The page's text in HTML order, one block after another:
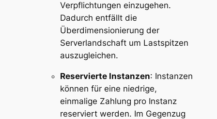
Verpflichtungen einzugehen.
Dadurch entfällt die
Überdimensionierung der
Serverlandschaft um Lastspitzen
auszugleichen.
Reservierte Instanzen: Instanzen
können für eine niedrige,
einmalige Zahlung pro Instanz
reserviert werden. Im Gegenzug